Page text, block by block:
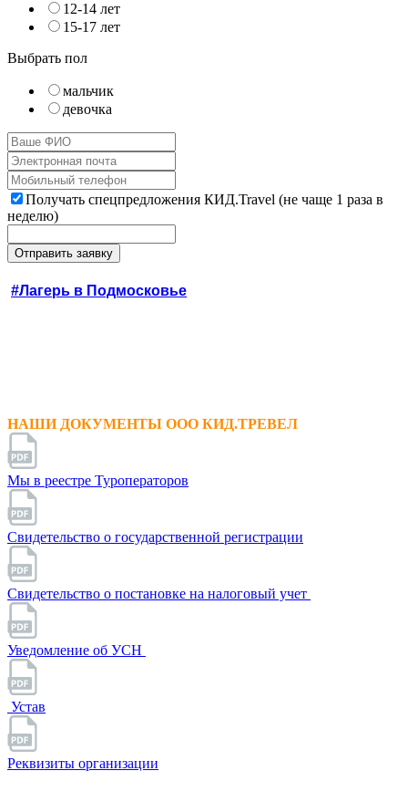
12-14 лет
15-17 лет
Выбрать пол
мальчик
девочка
Получать спецпредложения КИД.Travel (не чаще 1 раза в
неделю)
#Лагерь в Подмосковье
НАШИ ДОКУМЕНТЫ ООО КИД.ТРЕВЕЛ
Мы в реестре Туроператоров
Свидетельство о государственной регистрации
Свидетельство о постановке на налоговый учет
Уведомление об УСН
Устав
Реквизиты организации